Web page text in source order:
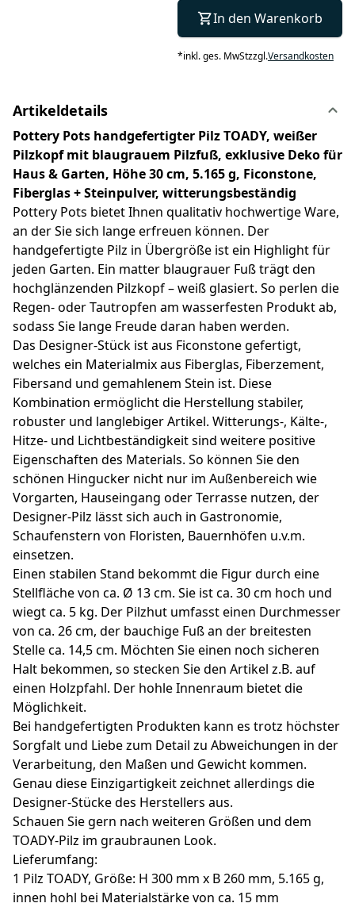
In den Warenkorb
*inkl. ges. MwStzzgl.Versandkosten
Artikeldetails
Pottery Pots handgefertigter Pilz TOADY, weißer
Pilzkopf mit blaugrauem Pilzfuß, exklusive Deko für
Haus & Garten, Höhe 30 cm, 5.165 g, Ficonstone,
Fiberglas + Steinpulver, witterungsbeständig
Pottery Pots bietet Ihnen qualitativ hochwertige Ware,
an der Sie sich lange erfreuen können. Der
handgefertigte Pilz in Übergröße ist ein Highlight für
jeden Garten. Ein matter blaugrauer Fuß trägt den
hochglänzenden Pilzkopf – weiß glasiert. So perlen die
Regen- oder Tautropfen am wasserfesten Produkt ab,
sodass Sie lange Freude daran haben werden.
Das Designer-Stück ist aus Ficonstone gefertigt,
welches ein Materialmix aus Fiberglas, Fiberzement,
Fibersand und gemahlenem Stein ist. Diese
Kombination ermöglicht die Herstellung stabiler,
robuster und langlebiger Artikel. Witterungs-, Kälte-,
Hitze- und Lichtbeständigkeit sind weitere positive
Eigenschaften des Materials. So können Sie den
schönen Hingucker nicht nur im Außenbereich wie
Vorgarten, Hauseingang oder Terrasse nutzen, der
Designer-Pilz lässt sich auch in Gastronomie,
Schaufenstern von Floristen, Bauernhöfen u.v.m.
einsetzen.
Einen stabilen Stand bekommt die Figur durch eine
Stellfläche von ca. Ø 13 cm. Sie ist ca. 30 cm hoch und
wiegt ca. 5 kg. Der Pilzhut umfasst einen Durchmesser
von ca. 26 cm, der bauchige Fuß an der breitesten
Stelle ca. 14,5 cm. Möchten Sie einen noch sicheren
Halt bekommen, so stecken Sie den Artikel z.B. auf
einen Holzpfahl. Der hohle Innenraum bietet die
Möglichkeit.
Bei handgefertigten Produkten kann es trotz höchster
Sorgfalt und Liebe zum Detail zu Abweichungen in der
Verarbeitung, den Maßen und Gewicht kommen.
Genau diese Einzigartigkeit zeichnet allerdings die
Designer-Stücke des Herstellers aus.
Schauen Sie gern nach weiteren Größen und dem
TOADY-Pilz im graubraunen Look.
Lieferumfang:
1 Pilz TOADY, Größe: H 300 mm x B 260 mm, 5.165 g,
innen hohl bei Materialstärke von ca. 15 mm